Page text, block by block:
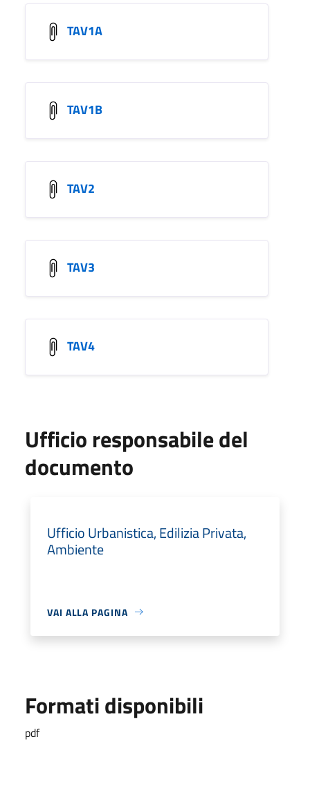
TAV1A
TAV1B
TAV2
TAV3
TAV4
Ufficio responsabile del
documento
Ufficio Urbanistica, Edilizia Privata,
Ambiente
VAI ALLA PAGINA
Formati disponibili
pdf